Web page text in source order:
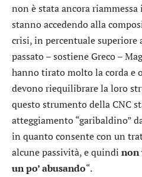
non è stata ancora
stanno accedendo alla
crisi, in percentuale superiore
passato – sostiene Greco –
hanno tirato molto la corda e
devono riequilibrare la loro
questo strumento della CNC
atteggiamento “garibaldino”
in quanto consente con un
alcune passività, e quindi non
un po’ abusando“.